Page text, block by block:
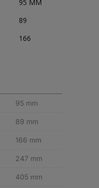
95 MM
89
166
95 mm
89 mm
166 mm
247 mm
405 mm